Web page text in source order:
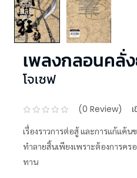
เพลงกลอนคลั่
โจเซฟ
(0 Review)
เรื่องราวการต่อสู้ และการแก้แค้น
ทำลายสิ้นเพียงเพราะต้องการคร
ทาน